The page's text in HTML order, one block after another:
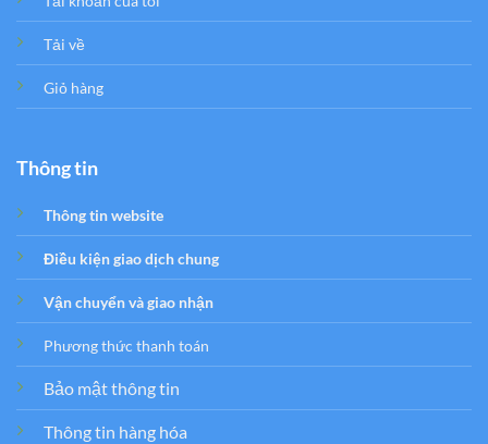
Tải về
Giỏ hàng
Thông tin
Thông tin website
Điều kiện giao dịch chung
Vận chuyển và giao nhận
Phương thức thanh toán
Bảo mật thông tin
Thông tin hàng hóa